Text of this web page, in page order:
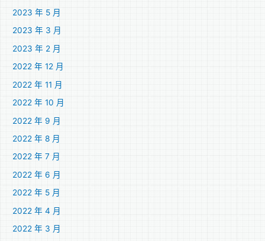
2023 年 5 月
2023 年 3 月
2023 年 2 月
2022 年 12 月
2022 年 11 月
2022 年 10 月
2022 年 9 月
2022 年 8 月
2022 年 7 月
2022 年 6 月
2022 年 5 月
2022 年 4 月
2022 年 3 月